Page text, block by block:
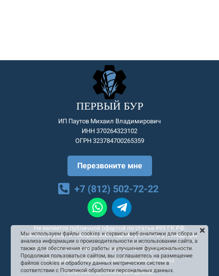
ПЕРВЫЙ БУР
ИП Паутов Михаил Владимирович
ИНН 370264323102
ОГРН 323784700265359
Перезвоните мне
+7 (812) 502-72-22
Не является публичной офертой по статье 495 ГК РФ.
Стоимость услуг и товаров необходимо уточнять у менеджера.
Согласие на рекламную и информационную рассылку
Согласие на обработку персональных данных
Политика персональных данных
Мы используем файлы cookies и сервисы веб-аналитики для сбора и
анализа информации о производительности и использовании сайта, а
также для обеспечения его работы и улучшения функциональности.
Продолжая пользоваться сайтом, вы соглашаетесь на размещение
файлов cookies и обработку данных метрических систем в
соответствии с Политикой обработки персональных данных.